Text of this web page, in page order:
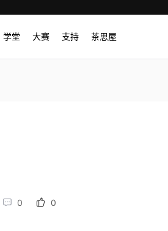
学堂 大赛 支持 茶思屋
0 0